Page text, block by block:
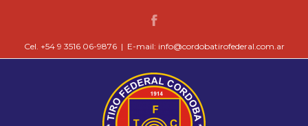
Cel. +54 9 3516 06-9876 | E-mail: info@cordobatirofederal.com.ar